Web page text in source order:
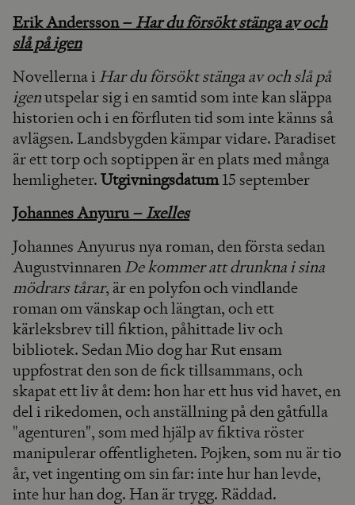
Erik Andersson –Har du försökt stänga av och
slå på igen
Novellerna i Har du försökt stänga av och slå på
igenutspelar sig i en samtid som inte kan släppa
historien och i en förfluten tid som inte känns så
avlägsen. Landsbygden kämpar vidare. Paradiset
är ett torp och soptippen är en plats med många
hemligheter. Utgivningsdatum15 september
Johannes Anyuru –Ixelles
Johannes Anyurus nya roman, den första sedan
Augustvinnaren De kommer att drunkna i sina
mödrars tårar, är en polyfon och vindlande
roman om vänskap och längtan, och ett
kärleksbrev till fiktion, påhittade liv och
bibliotek. Sedan Mio dog har Rut ensam
uppfostrat den son de fick tillsammans, och
skapat ett liv åt dem: hon har ett hus vid havet, en
del i rikedomen, och anställning på den gåtfulla
"agenturen", som med hjälp av fiktiva röster
manipulerar offentligheten. Pojken, som nu är tio
år, vet ingenting om sin far: inte hur han levde,
inte hur han dog. Han är trygg. Räddad.